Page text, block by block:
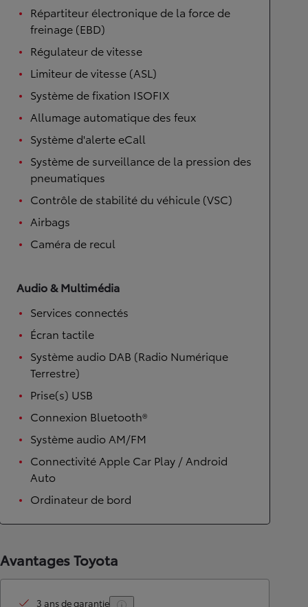
Répartiteur électronique de la force de
freinage (EBD)
Régulateur de vitesse
Limiteur de vitesse (ASL)
Système de fixation ISOFIX
Allumage automatique des feux
Système d'alerte eCall
Système de surveillance de la pression des
pneumatiques
Contrôle de stabilité du véhicule (VSC)
Airbags
Caméra de recul
Audio & Multimédia
Services connectés
Écran tactile
Système audio DAB (Radio Numérique
Terrestre)
Prise(s) USB
Connexion Bluetooth®
Système audio AM/FM
Connectivité Apple Car Play / Android
Auto
Ordinateur de bord
Avantages Toyota
3 ans de garantie